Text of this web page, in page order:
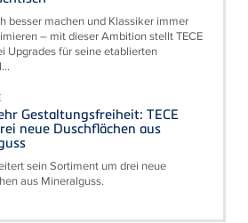
besser machen und Klassiker immer
– mit dieser Ambition stellt TECE
Upgrades für seine etablierten
Gestaltungsfreiheit: TECE
neue Duschflächen aus
sein Sortiment um drei neue
aus Mineralguss.